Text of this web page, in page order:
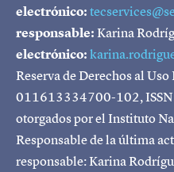
electrónico:
responsable:Karina
electrónico:
Reserva de Derechos al
011613334700-102,
otorgados por el Instituto
Responsable de la última
responsable: Karina